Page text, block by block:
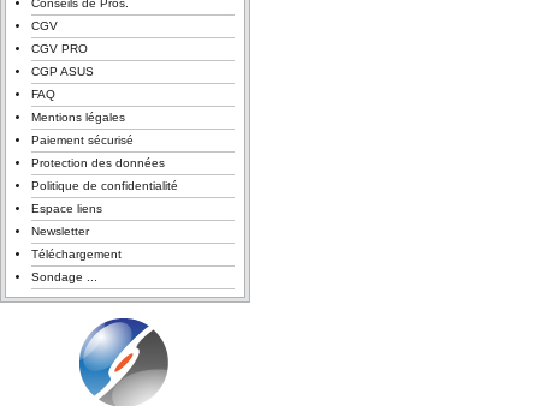
Conseils de Pros.
CGV
CGV PRO
CGP ASUS
FAQ
Mentions légales
Paiement sécurisé
Protection des données
Politique de confidentialité
Espace liens
Newsletter
Téléchargement
Sondage ...